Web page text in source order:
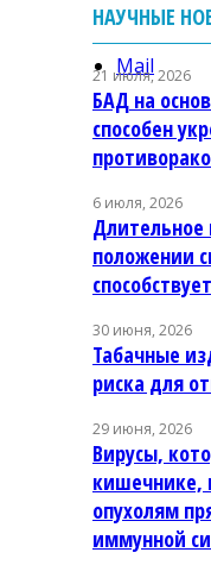
Mail
НАУЧНЫЕ
21 июля, 2026
БАД на
способен
6 июля, 2026
положении
30 июня, 2026
Табачные
риска для
29 июня, 2026
Вирусы,
кишечнике,
опухолям
иммунной